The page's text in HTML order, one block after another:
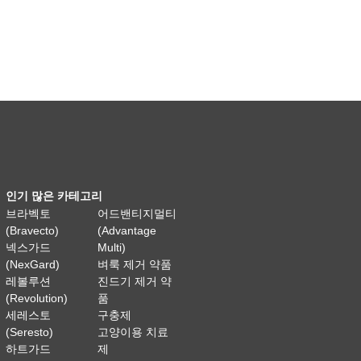
인기 많은 카테고리
브라벡토
(Bravecto)
넥스가드
(NexGard)
레볼루션
(Revolution)
세레스토
(Seresto)
하트가드
어드밴티지멀티
(Advantage
Multi)
벼룩 제거 약품
진드기 제거 약
품
구충제
고양이용 치료
제